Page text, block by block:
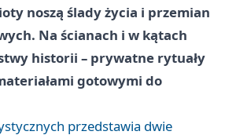
noszą ślady życia i przemian
Na ścianach i w kątach
historii – prywatne rytuały
gotowymi do
przedstawia dwie